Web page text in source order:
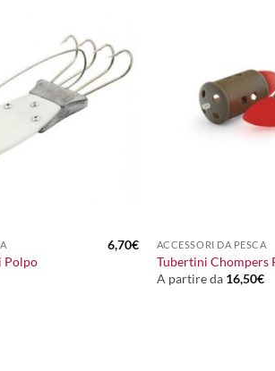
Polpo
6,70€ ACCESSORI DA PESCA
Tubertini Chompers
A partire da 16,50€